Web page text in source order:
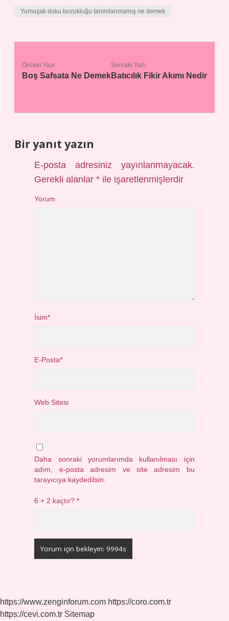
Yumuşak doku bozukluğu tanımlanmamış ne demek
Önceki Yazı
Boş Safsata Ne Demek
Sonraki Yazı
Batıcılık Fikir Akımı Nedir
Bir yanıt yazın
E-posta adresiniz yayınlanmayacak.
Gerekli alanlar* ile işaretlenmişlerdir
Yorum
İsim*
E-Posta*
Web Sitesi
Daha sonraki yorumlarımda kullanılması için
adım, e-posta adresim ve site adresim bu
tarayıcıya kaydedilsin.
6 + 2 kaçtır?*
https://www.zenginforum.com https://coro.com.tr
https://cevi.com.tr Sitemap